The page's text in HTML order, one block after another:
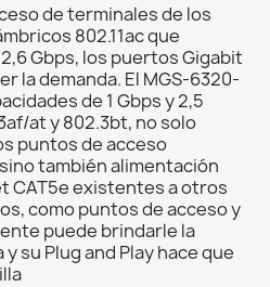
de terminales de los
802.11ac que
Gbps, los puertos Gigabit
la demanda. El MGS-6320-
de 1 Gbps y 2,5
at y 802.3bt, no solo
puntos de acceso
también alimentación
CAT5e existentes a otros
como puntos de acceso y
puede brindarle la
su Plug and Play hace que